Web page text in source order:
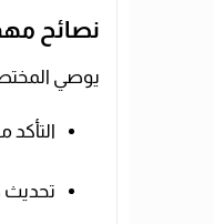
نصائح
يوصي
تحديث